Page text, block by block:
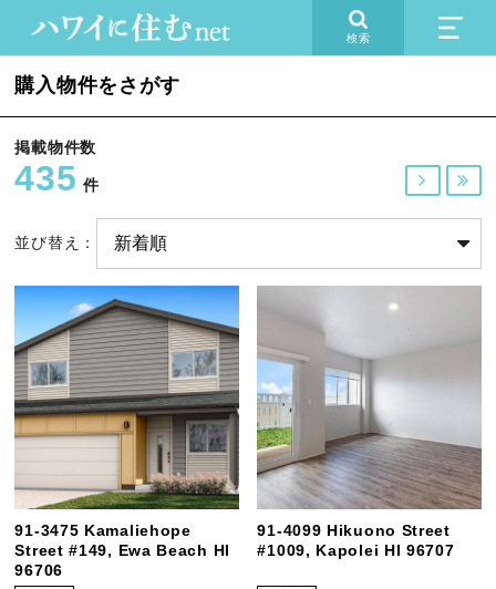
検索
購入物件をさがす
掲載物件数
435 件  
並び替え：
91-3475 Kamaliehope
Street #149, Ewa Beach HI
96706
91-4099 Hikuono Street
#1009, Kapolei HI 96707